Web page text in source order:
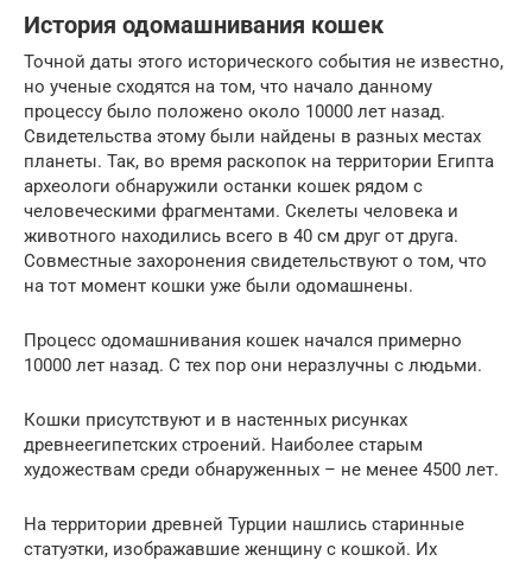
История одомашнивания кошек
Точной даты этого исторического события не известно,
но ученые сходятся на том, что начало данному
процессу было положено около 10000 лет назад.
Свидетельства этому были найдены в разных местах
планеты. Так, во время раскопок на территории Египта
археологи обнаружили останки кошек рядом с
человеческими фрагментами. Скелеты человека и
животного находились всего в 40 см друг от друга.
Совместные захоронения свидетельствуют о том, что
на тот момент кошки уже были одомашнены.
Процесс одомашнивания кошек начался примерно
10000 лет назад. С тех пор они неразлучны с людьми.
Кошки присутствуют и в настенных рисунках
древнеегипетских строений. Наиболее старым
художествам среди обнаруженных – не менее 4500 лет.
На территории древней Турции нашлись старинные
статуэтки, изображавшие женщину с кошкой. Их